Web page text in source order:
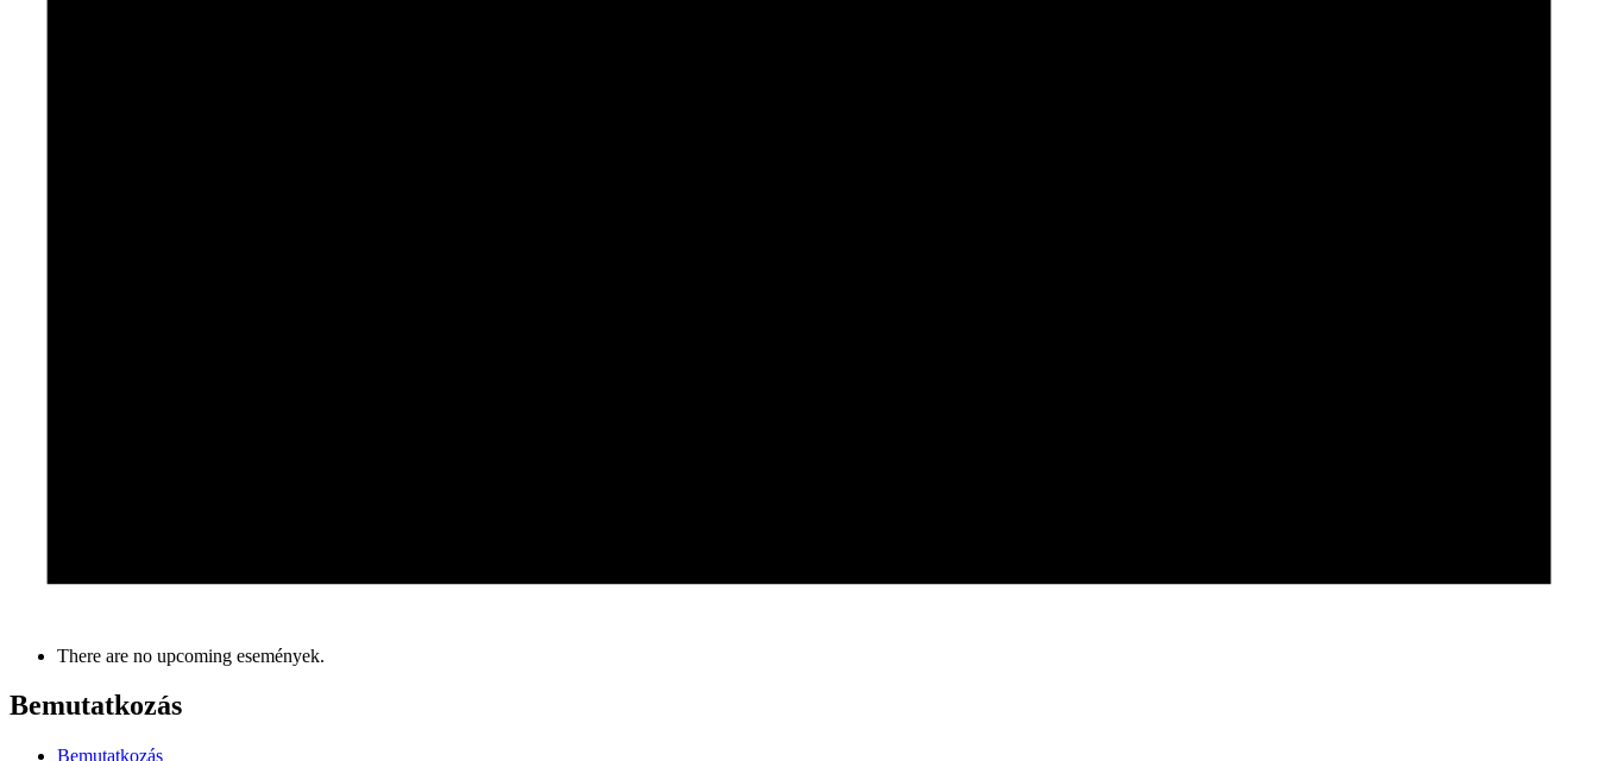
There are no upcoming események.
Bemutatkozás
Bemutatkozás